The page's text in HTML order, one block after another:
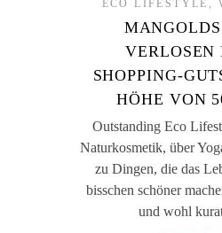
ECO LIFESTYLE ,
VERLOSEN
SHOPPING-
HÖHE VON
Outstanding Eco
Naturkosmetik, über
zu Dingen, die das
bisschen schöner
und wohl